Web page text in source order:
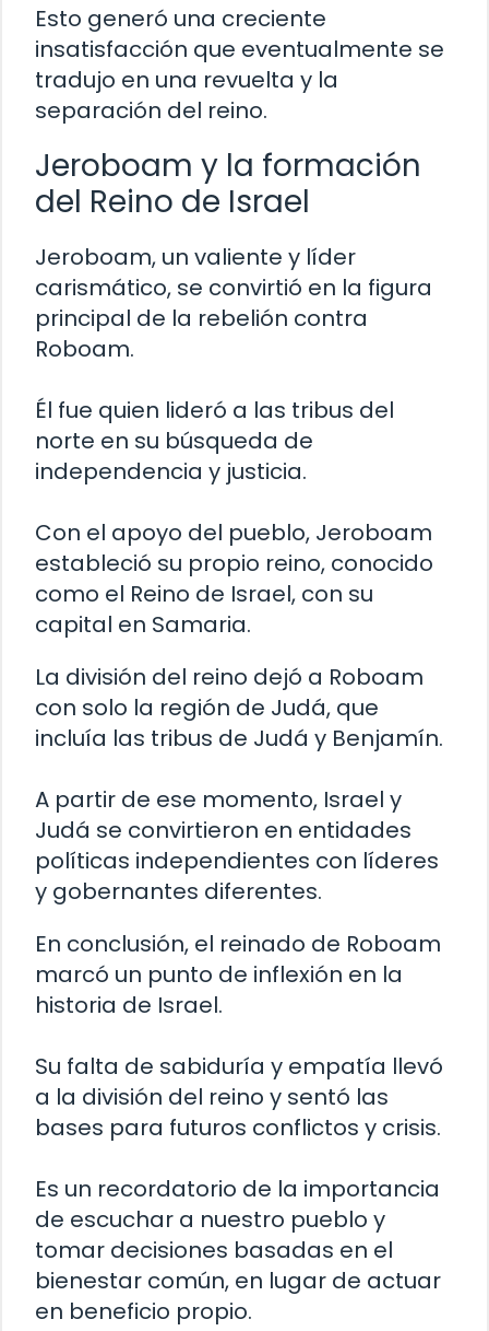
Esto generó una creciente
insatisfacción que eventualmente se
tradujo en una revuelta y la
separación del reino.
Jeroboam y la formación
del Reino de Israel
Jeroboam, un valiente y líder
carismático, se convirtió en la figura
principal de la rebelión contra
Roboam.
Él fue quien lideró a las tribus del
norte en su búsqueda de
independencia y justicia.
Con el apoyo del pueblo, Jeroboam
estableció su propio reino, conocido
como el Reino de Israel, con su
capital en Samaria.
La división del reino dejó a Roboam
con solo la región de Judá, que
incluía las tribus de Judá y Benjamín.
A partir de ese momento, Israel y
Judá se convirtieron en entidades
políticas independientes con líderes
y gobernantes diferentes.
En conclusión, el reinado de Roboam
marcó un punto de inflexión en la
historia de Israel.
Su falta de sabiduría y empatía llevó
a la división del reino y sentó las
bases para futuros conflictos y crisis.
Es un recordatorio de la importancia
de escuchar a nuestro pueblo y
tomar decisiones basadas en el
bienestar común, en lugar de actuar
en beneficio propio.